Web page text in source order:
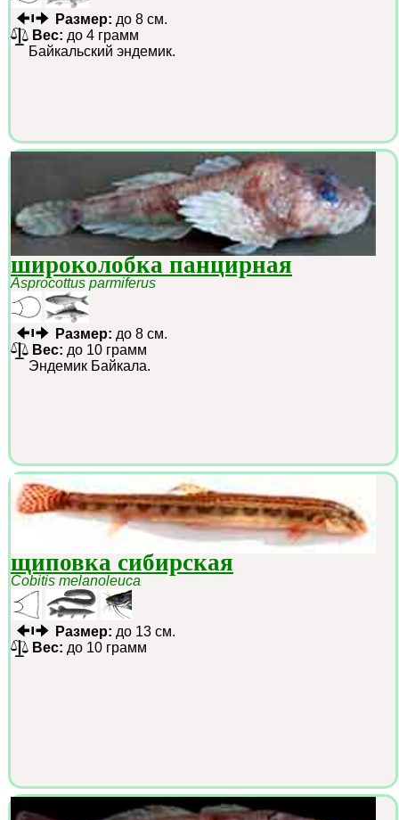
Размер: до 8 см.
Вес: до 4 грамм
Байкальский эндемик.
широколобка панцирная
Asprocottus parmiferus
Размер: до 8 см.
Вес: до 10 грамм
Эндемик Байкала.
щиповка сибирская
Cobitis melanoleuca
Размер: до 13 см.
Вес: до 10 грамм